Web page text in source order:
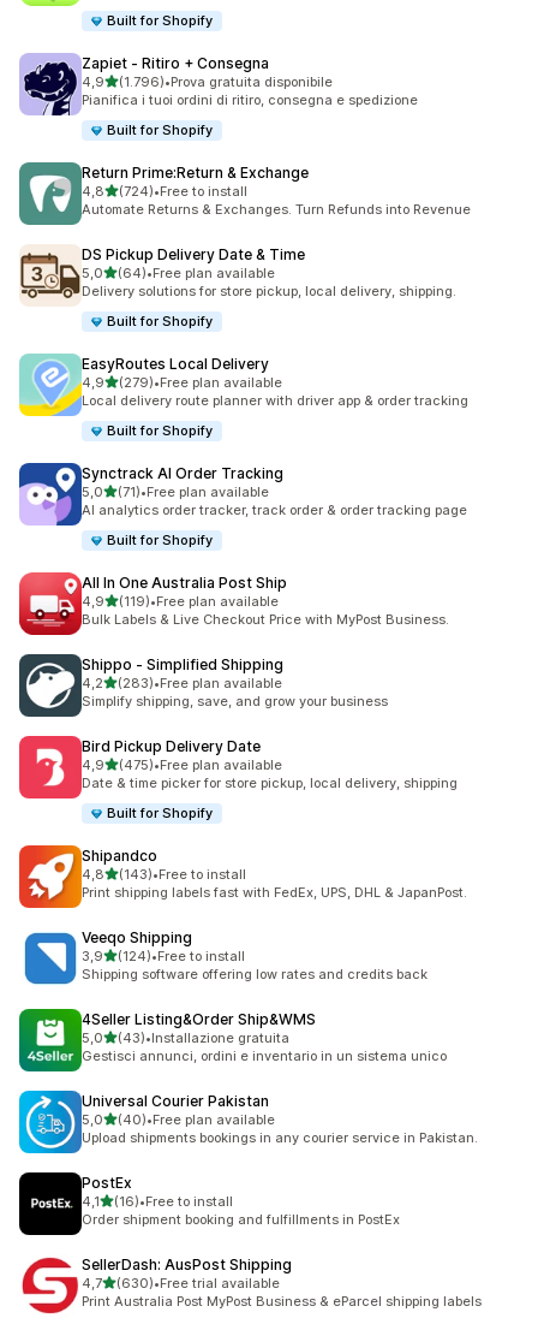
Built for Shopify
Zapiet ‑ Ritiro + Consegna
4,9stelle su 5
(1.796)
1796 recensioni totali
•Prova gratuita disponibile
Pianifica i tuoi ordini di ritiro, consegna e spedizione
Built for Shopify
Return Prime:Return & Exchange
4,8stelle su 5
(724)
724 recensioni totali
•Free to install
Automate Returns & Exchanges. Turn Refunds into Revenue
DS Pickup Delivery Date & Time
5,0stelle su 5
(64)
64 recensioni totali
•Free plan available
Delivery solutions for store pickup, local delivery, shipping.
Built for Shopify
EasyRoutes Local Delivery
4,9stelle su 5
(279)
279 recensioni totali
•Free plan available
Local delivery route planner with driver app & order tracking
Built for Shopify
Synctrack AI Order Tracking
5,0stelle su 5
(71)
71 recensioni totali
•Free plan available
AI analytics order tracker, track order & order tracking page
Built for Shopify
All In One Australia Post Ship
4,9stelle su 5
(119)
119 recensioni totali
•Free plan available
Bulk Labels & Live Checkout Price with MyPost Business.
Shippo ‑ Simplified Shipping
4,2stelle su 5
(283)
283 recensioni totali
•Free plan available
Simplify shipping, save, and grow your business
Bird Pickup Delivery Date
4,9stelle su 5
(475)
475 recensioni totali
•Free plan available
Date & time picker for store pickup, local delivery, shipping
Built for Shopify
Shipandco
4,8stelle su 5
(143)
143 recensioni totali
•Free to install
Print shipping labels fast with FedEx, UPS, DHL & JapanPost.
Veeqo Shipping
3,9stelle su 5
(124)
124 recensioni totali
•Free to install
Shipping software offering low rates and credits back
4Seller Listing&Order Ship&WMS
5,0stelle su 5
(43)
43 recensioni totali
•Installazione gratuita
Gestisci annunci, ordini e inventario in un sistema unico
Universal Courier Pakistan
5,0stelle su 5
(40)
40 recensioni totali
•Free plan available
Upload shipments bookings in any courier service in Pakistan.
PostEx
4,1stelle su 5
(16)
16 recensioni totali
•Free to install
Order shipment booking and fulfillments in PostEx
SellerDash: AusPost Shipping
4,7stelle su 5
(630)
630 recensioni totali
•Free trial available
Print Australia Post MyPost Business & eParcel shipping labels